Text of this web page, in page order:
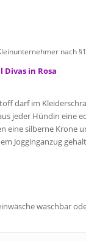
nach
in Rosa
darf im
jeder Hündin eine
eine silberne Krone
Jogginganzug
waschbar